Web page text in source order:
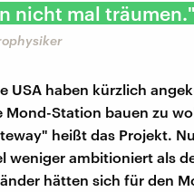
nicht mal träumen."
USA haben kürzlich
Mond-Station bauen zu
heißt das Projekt.
weniger ambitioniert als
hätten sich für den